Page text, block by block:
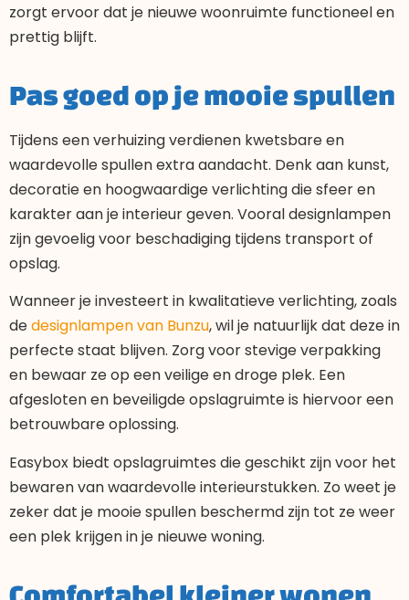
zorgt ervoor dat je nieuwe woonruimte functioneel en
prettig blijft.
Pas goed op je mooie spullen
Tijdens een verhuizing verdienen kwetsbare en
waardevolle spullen extra aandacht. Denk aan kunst,
decoratie en hoogwaardige verlichting die sfeer en
karakter aan je interieur geven. Vooral designlampen
zijn gevoelig voor beschadiging tijdens transport of
opslag.
Wanneer je investeert in kwalitatieve verlichting, zoals
dedesignlampen van Bunzu, wil je natuurlijk dat deze in
perfecte staat blijven. Zorg voor stevige verpakking
en bewaar ze op een veilige en droge plek. Een
afgesloten en beveiligde opslagruimte is hiervoor een
betrouwbare oplossing.
Easybox biedt opslagruimtes die geschikt zijn voor het
bewaren van waardevolle interieurstukken. Zo weet je
zeker dat je mooie spullen beschermd zijn tot ze weer
een plek krijgen in je nieuwe woning.